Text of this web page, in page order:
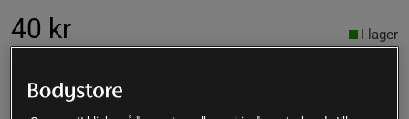
40 kr
Lägsta pris 30 dagar40 kr Ord.pris50 kr
I lager